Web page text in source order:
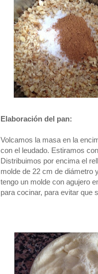
Elaboración del pan:
Volcamos la masa en la
con el leudado. Estiramos
Distribuimos por encima el
molde de 22 cm de diámetro
tengo un molde con agujero
para cocinar, para evitar que